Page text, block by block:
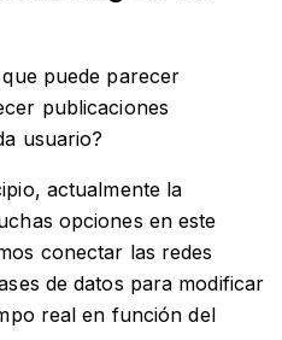
puede parecer
publicaciones
usuario?
actualmente la
opciones en este
conectar las redes
de datos para modificar
real en función del